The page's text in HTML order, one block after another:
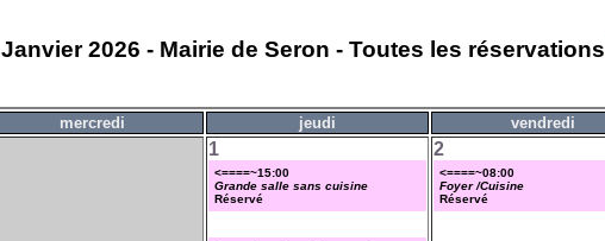
Janvier 2026 - Mairie de Seron - Toutes les réservations
mercredi jeudi vendredi
1
<====~15:00
Grande salle sans cuisine
Réservé
2
<====~08:00
Foyer /Cuisine
Réservé